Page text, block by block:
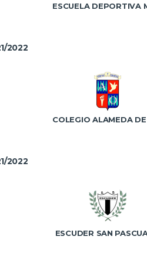
2022
2022
ESCUDER SAN